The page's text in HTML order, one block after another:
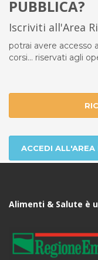
PUBBLICA?
Iscriviti all'Area
potrai avere accesso
corsi... riservati agli
ACCEDI ALL'AREA
Alimenti & Salute è